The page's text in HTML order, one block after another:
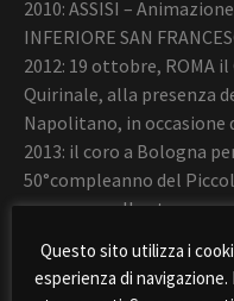
2010: ASSISI –
INFERIORE SAN
2012: 19 ottobre, ROMA
Quirinale, alla presenza
Napolitano, in occasione
2013: il coro a Bologna
50°compleanno del
e sempre nello stesso
2015: 23 maggio,
in diretta Raiuno, presso
Questo sito utilizza i
esperienza di